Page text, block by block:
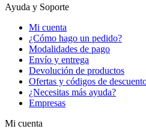
Ayuda y Soporte
Mi cuenta
¿Cómo hago un pedido?
Modalidades de pago
Envío y entrega
Devolución de productos
Ofertas y códigos de
¿Necesitas más ayuda?
Empresas
Mi cuenta